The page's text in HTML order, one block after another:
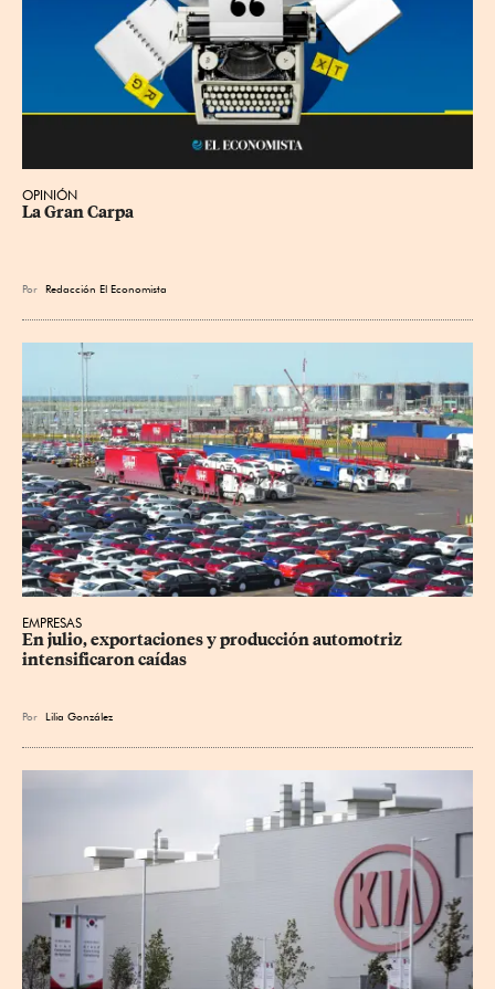
OPINIÓN
La Gran Carpa
Por Redacción El Economista
EMPRESAS
En julio, exportaciones y producción automotriz
intensificaron caídas
Por Lilia González